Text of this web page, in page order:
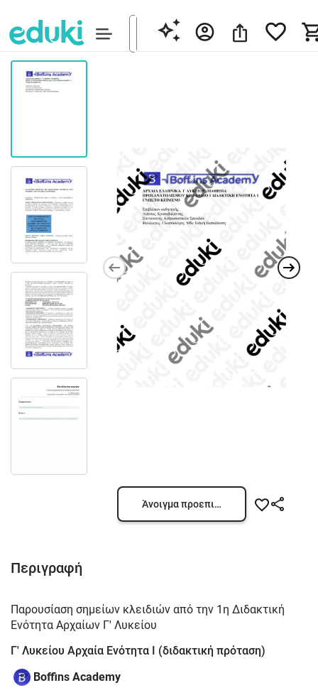
Άνοιγμα προεπισκόπησης
Περιγραφή
Παρουσίαση σημείων κλειδιών από την 1η Διδακτική
Ενότητα Αρχαίων Γ' Λυκείου
Γ' Λυκείου Αρχαία Ενότητα Ι (διδακτική πρόταση)
Boffins Academy